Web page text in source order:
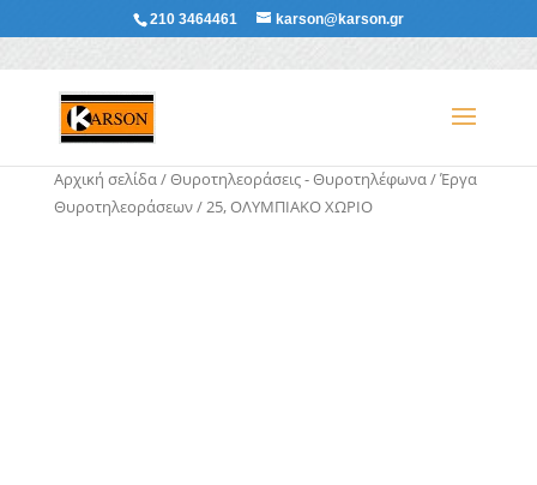
210 3464461 karson@karson.gr
Αρχική σελίδα/Θυροτηλεοράσεις - Θυροτηλέφωνα/Έργα
Θυροτηλεοράσεων/ 25, ΟΛΥΜΠΙΑΚΟ ΧΩΡΙΟ